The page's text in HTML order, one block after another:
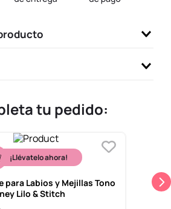
tu pedido:
¡Llévatelo ahora!
para Labios y Mejillas Tono
Lilo & Stitch